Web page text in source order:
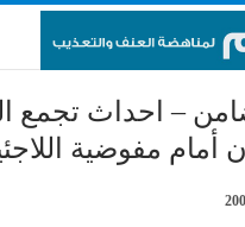
– احداث تجمع
أمام مفوضية